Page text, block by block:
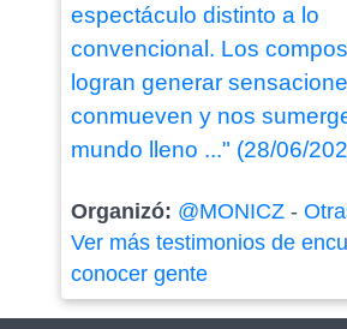
espectáculo distinto a lo
convencional. Los
logran generar
conmueven y nos
mundo lleno ..." (28/06/
Organizó: @MONICZ-
Ver más testimonios de
conocer gente